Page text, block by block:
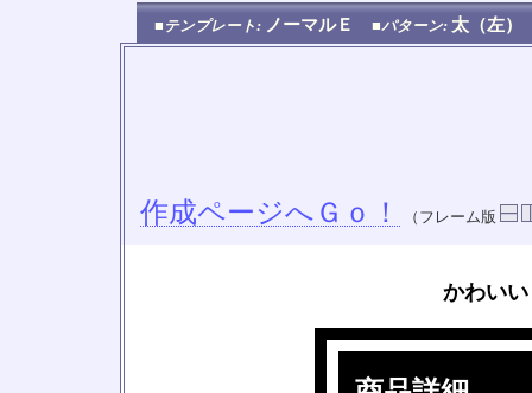
■テンプレート: ノーマルＥ ■パターン: 太（左
作成ページへＧｏ！ （フレーム版
かわい